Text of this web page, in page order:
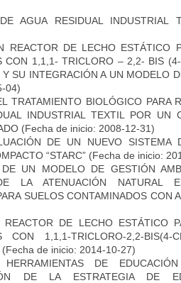
AGUA RESIDUAL INDUSTRIAL
REACTOR DE LECHO ESTÁTICO
CON 1,1,1- TRICLORO – 2,2- BIS
SU INTEGRACIÓN A UN MODELO
04)
TRATAMIENTO BIOLÓGICO PARA
INDUSTRIAL TEXTIL POR UN
(Fecha de inicio: 2008-12-31)
DE UN NUEVO SISTEMA
“STARC” (Fecha de inicio:
DE UN MODELO DE GESTIÓN
LA ATENUACIÓN NATURAL
SUELOS CONTAMINADOS CON
DE LECHO ESTÁTICO
CON 1,1,1-TRICLORO-2,2-BIS(4-
(Fecha de inicio: 2014-10-27)
HERRAMIENTAS DE
DE LA ESTRATEGIA DE